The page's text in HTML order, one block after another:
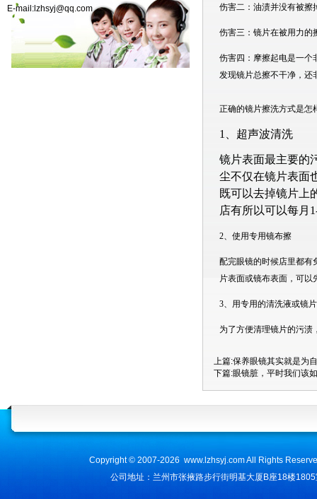
E-mail:lzhsyj@qq.com
伤害二：油渍并没有被擦
伤害三：镜片在被用力的
伤害四：摩擦起电是一个
发现镜片总擦不干净，还
正确的镜片擦洗方式是怎
1 、超声波清洗
镜片表面最主要的
尘不仅在镜片表面
既可以去掉镜片上
店有所以可以每月
2、 使用专用镜布擦
配完眼镜的时候店里都有
片表面或镜布表面，可
3、 用专用的清洗液或镜
为了方便清理镜片的污渍
上篇:保养眼镜其实就是为
下篇:眼镜脏，平时我们该
Copyright © 2007-2026 www.lzhsyj.com All Rights
公司地址：兰州市张掖路步行街明基大厦B座18楼